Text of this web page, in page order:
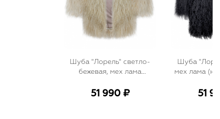
Шуба "Лорель" светло-
бежевая, мех лама
см
51 990 ₽
Шуба
мех лама
51